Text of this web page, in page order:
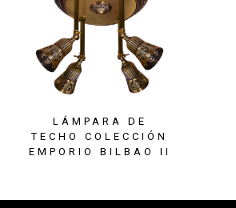
LÁMPARA DE
TECHO COLECCIÓN
EMPORIO BILBAO II